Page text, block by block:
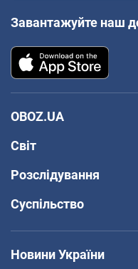
Завантажуйте наш
OBOZ.UA
Світ
Розслідування
Суспільство
Новини України